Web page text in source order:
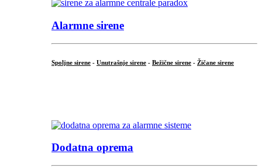
Alarmne sirene
Spoljne sirene - Unutrašnje sirene - Bežične sirene - Žičane sirene
Dodatna oprema